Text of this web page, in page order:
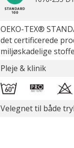
OEKO-TEX®
det certificerede
miljøskadelige
Pleje & klinik
Velegnet til både